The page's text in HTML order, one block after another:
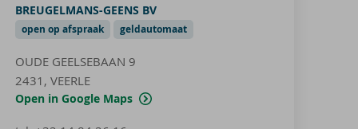
BREUGELMANS-GEENS BV
open op afspraak geldautomaat
OUDE GEELSEBAAN 9
2431, VEERLE
Open in Google Maps